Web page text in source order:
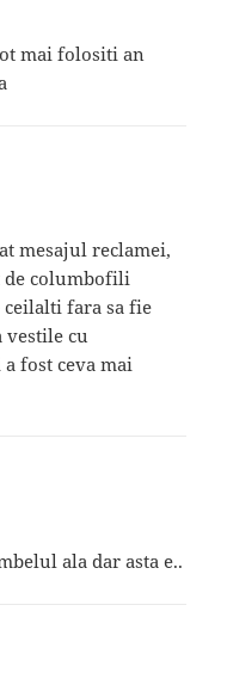
mai folositi an
mesajul reclamei,
de columbofili
ceilalti fara sa fie
vestile cu
fost ceva mai
ala dar asta e..